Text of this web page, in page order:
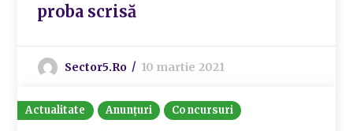
proba scrisă
Sector5.ro 10 martie 2021
Actualitate Anunțuri Concursuri